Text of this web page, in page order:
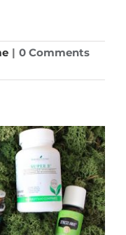
| 0 Comments